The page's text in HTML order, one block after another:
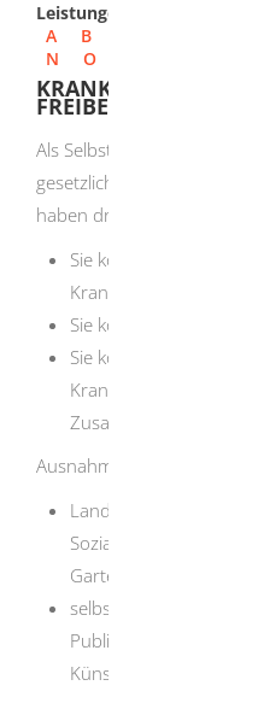
Leistungen
A
B
N
O
FREIBERUFLER
Als Selbständige oder
gesetzlichen
haben drei Möglichkeiten:
Sie können sich
Krankenversicherung
Sie können sich privat
Sie können beides
Krankenversicherung
Zusatzversicherung
Ausnahmen bestehen für
Landwirtinnen und
Sozialversicherung für
Gartenbau versichert.
selbständige
Publizistinnen und